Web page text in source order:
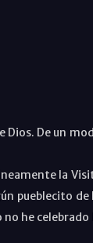
Dios. De un
la
pueblecito de
he celebrado